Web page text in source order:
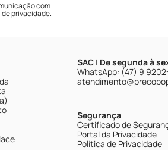
com
privacidade.
SAC | De segunda à
WhatsApp: (47) 9
Segurança
Certificado de
Portal da Privacidade
Política de Privacidade